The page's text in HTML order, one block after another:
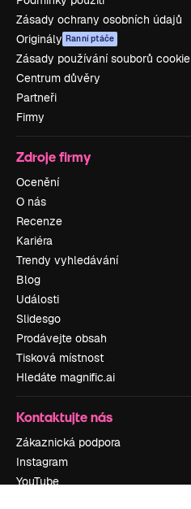
Zásady ochrany osobních údajů
Originály Ranní ptáče
Zásady používání souborů cookie
Centrum důvěry
Partneři
Firmy
Zdroje firmy
Ocenění
O nás
Recenze
Kariéra
Trendy vyhledávání
Blog
Události
Slidesgo
Prodávejte obsah
Tisková místnost
Hledáte magnific.ai
Kontaktujte nás
Zákaznická podpora
Instagram
YouTube